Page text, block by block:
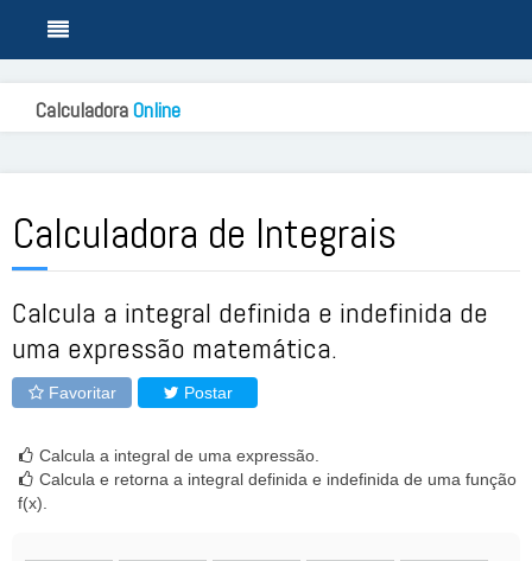
CalculadoraOnline
Calculadora de Integrais
Calcula a integral definida e indefinida de
uma expressão matemática.
Favoritar Postar
Calcula a integral de uma expressão.
Calcula e retorna a integral definida e indefinida de uma função
f(x).